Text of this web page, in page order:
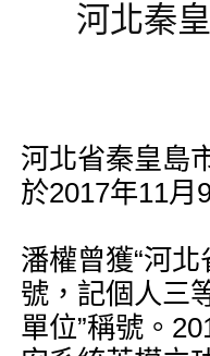
河北秦
河北省秦皇島
於2017年11月
潘權曾獲“河
號，記個人三
單位”稱號。